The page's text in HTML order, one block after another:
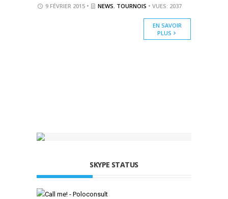
9 FÉVRIER 2015 • NEWS, TOURNOIS • VUES: 2037
EN SAVOIR
PLUS
SKYPE STATUS